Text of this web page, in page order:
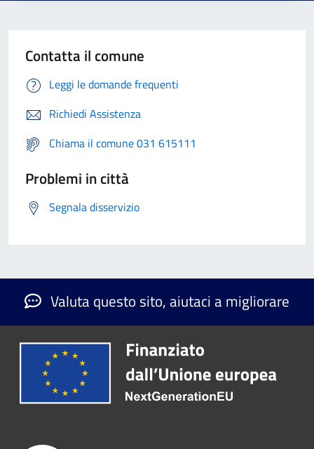
Contatta il comune
Leggi le domande frequenti
Richiedi Assistenza
Chiama il comune 031 615111
Problemi in città
Segnala disservizio
Valuta questo sito, aiutaci a migliorare